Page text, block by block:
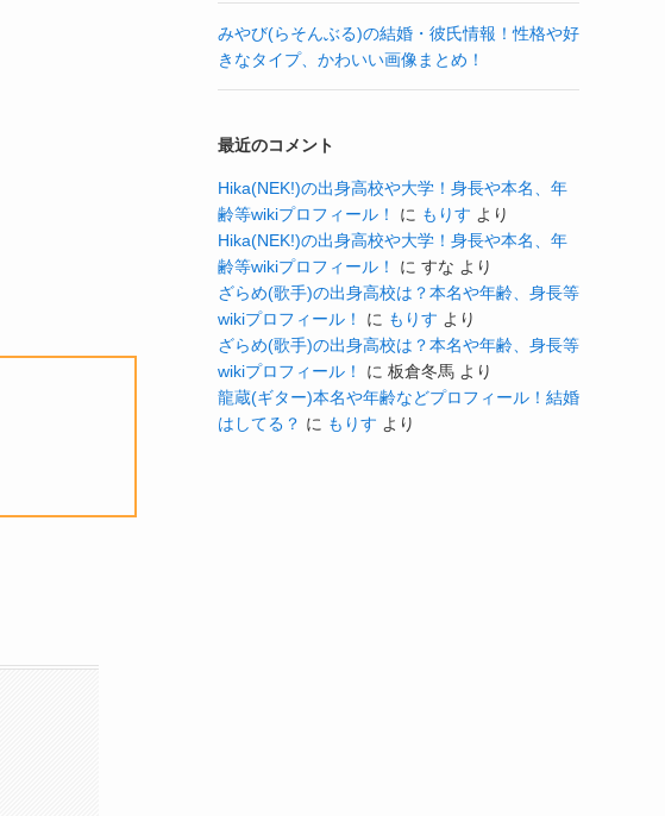
みやび(らそんぶる)の結婚・彼氏情報！性格や好
きなタイプ、かわいい画像まとめ！
最近のコメント
Hika(NEK!)の出身高校や大学！身長や本名、年
齢等wikiプロフィール！
に もりす より
Hika(NEK!)の出身高校や大学！身長や本名、年
齢等wikiプロフィール！
に すな より
ざらめ(歌手)の出身高校は？本名や年齢、身長等
wikiプロフィール！
に もりす より
ざらめ(歌手)の出身高校は？本名や年齢、身長等
wikiプロフィール！
に 板倉冬馬 より
龍蔵(ギター)本名や年齢などプロフィール！結婚
はしてる？ に もりす より